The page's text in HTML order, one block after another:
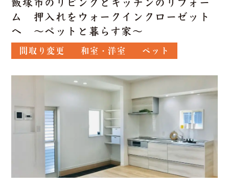
飯塚市のリビングとキッチンのリフォー
ム 押入れをウォークインクローゼット
へ ～ペットと暮らす家～
間取り変更 和室・洋室 ペット